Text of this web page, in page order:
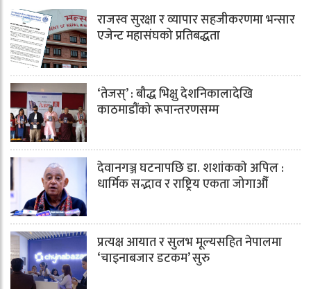
राजस्व सुरक्षा र व्यापार सहजीकरणमा भन्सार
एजेन्ट महासंघको प्रतिबद्धता
‘तेजस्’ : बौद्ध भिक्षु देशनिकालादेखि
काठमाडौंको रूपान्तरणसम्म
देवानगञ्ज घटनापछि डा. शशांककाे अपिल :
धार्मिक सद्भाव र राष्ट्रिय एकता जोगाऔँ
प्रत्यक्ष आयात र सुलभ मूल्यसहित नेपालमा
‘चाइनाबजार डटकम’ सुरु